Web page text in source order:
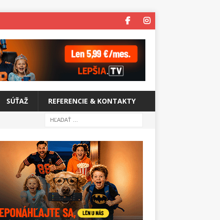
SÚŤAŽ REFERENCIE & KONTAKTY